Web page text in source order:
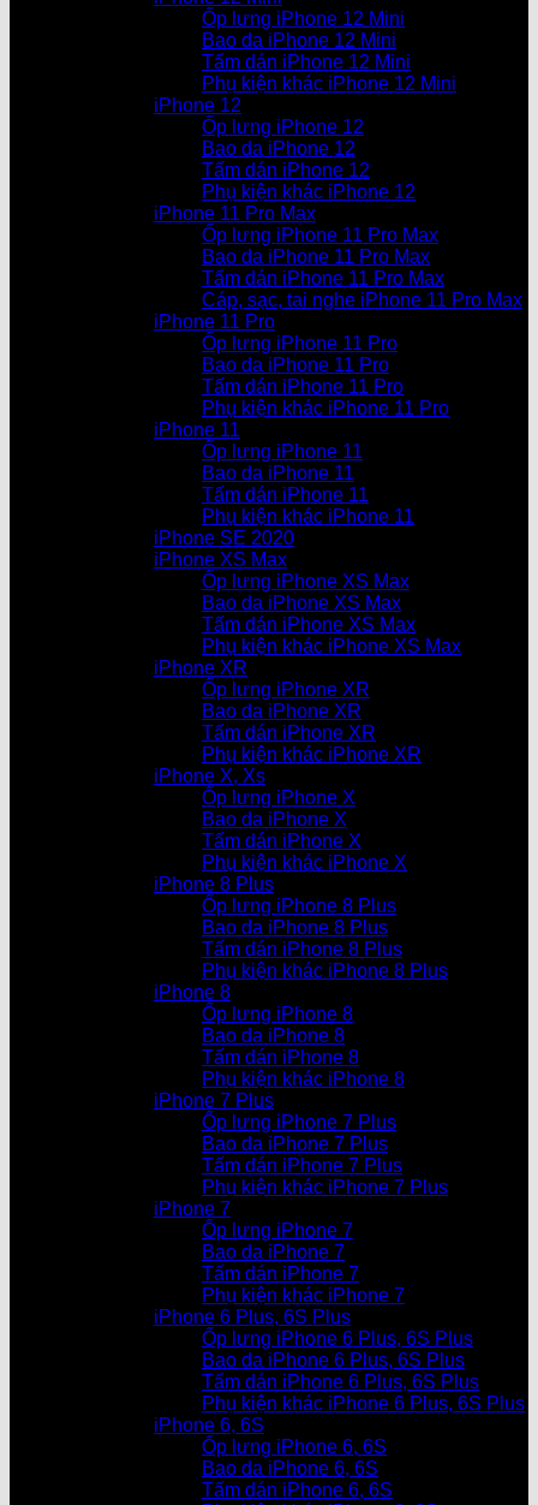
Ốp lưng iPhone 12 Mini
Bao da iPhone 12 Mini
Tấm dán iPhone 12 Mini
Phụ kiện khác iPhone 12 Mini
iPhone 12
Ốp lưng iPhone 12
Bao da iPhone 12
Tấm dán iPhone 12
Phụ kiện khác iPhone 12
iPhone 11 Pro Max
Ốp lưng iPhone 11 Pro Max
Bao da iPhone 11 Pro Max
Tấm dán iPhone 11 Pro Max
Cáp, sạc, tai nghe iPhone 11 Pro Max
iPhone 11 Pro
Ốp lưng iPhone 11 Pro
Bao da iPhone 11 Pro
Tấm dán iPhone 11 Pro
Phụ kiện khác iPhone 11 Pro
iPhone 11
Ốp lưng iPhone 11
Bao da iPhone 11
Tấm dán iPhone 11
Phụ kiện khác iPhone 11
iPhone SE 2020
iPhone XS Max
Ốp lưng iPhone XS Max
Bao da iPhone XS Max
Tấm dán iPhone XS Max
Phụ kiện khác iPhone XS Max
iPhone XR
Ốp lưng iPhone XR
Bao da iPhone XR
Tấm dán iPhone XR
Phụ kiện khác iPhone XR
iPhone X, Xs
Ốp lưng iPhone X
Bao da iPhone X
Tấm dán iPhone X
Phụ kiện khác iPhone X
iPhone 8 Plus
Ốp lưng iPhone 8 Plus
Bao da iPhone 8 Plus
Tấm dán iPhone 8 Plus
Phụ kiện khác iPhone 8 Plus
iPhone 8
Ốp lưng iPhone 8
Bao da iPhone 8
Tấm dán iPhone 8
Phụ kiện khác iPhone 8
iPhone 7 Plus
Ốp lưng iPhone 7 Plus
Bao da iPhone 7 Plus
Tấm dán iPhone 7 Plus
Phụ kiện khác iPhone 7 Plus
iPhone 7
Ốp lưng iPhone 7
Bao da iPhone 7
Tấm dán iPhone 7
Phụ kiện khác iPhone 7
iPhone 6 Plus, 6S Plus
Ốp lưng iPhone 6 Plus, 6S Plus
Bao da iPhone 6 Plus, 6S Plus
Tấm dán iPhone 6 Plus, 6S Plus
Phụ kiện khác iPhone 6 Plus, 6S Plus
iPhone 6, 6S
Ốp lưng iPhone 6, 6S
Bao da iPhone 6, 6S
Tấm dán iPhone 6, 6S